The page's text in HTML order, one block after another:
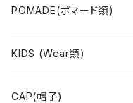
Deck(スケートデッキ)
CAP/HAT(キャップ類)
OTHERS(ドックタウン小物)
POMADE(ポマード類)
KIDS (Wear類)
CAP(帽子)